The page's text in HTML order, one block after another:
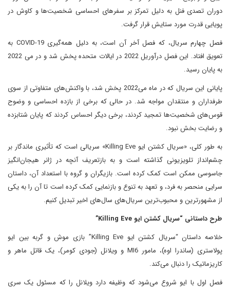
دوران تصدی فنل به دلیل تمرکز بر سفر‌های احساسی شخصیت‌ها و کاوش در
پویایی قدرت مورد ستایش قرار گرفت.
فصل چهارم سریال، که فصل آخر آن است، به دلیل همه‌گیری COVID-19 به
تعویق افتاد. این فصل در‌آوریل 2022 در ایالات متحده پخش شد و در می‌ 2022
به پایان رسید.
پایانی این سریال که در ماه می‌2022 پخش شد، با واکنش‌های متفاوتی از سوی
طرفداران و منتقدان مواجه شد. در حالی که برخی از بازده احساسی و وضوح
قوس‌های شخصیت‌ها تمجید کردند، برخی دیگر احساس کردند که پایان شتابزده
و رضایت بخش نبود.
به طور کلی، «سریال کشتن ایو Killing Eve» سریالی است که تأثیری ماندگار بر
چشم‌انداز تلویزیونی گذاشته است و به بازتعریف آنچه در ژانر هیجان‌انگیز
جاسوسی ممکن است کمک کرده است. بازیگران و گروه با استعداد آن، داستان
سرایی منحصر به فرد، و تعهد به تنوع و بازنمایی کمک کرده است تا آن را به یکی
از مشهورترین و محبوب‌ترین سریال‌های سال‌های اخیر تبدیل کنیم.
طرح داستانی “سریال کشتن ایو Killing Eve”
خلاصه داستان “سریال کشتن ایو Killing Eve” بازی موش و گربه بین ایو
پولاستری (ساندرا اوه)، مامور MI6 و ویلانل (جودی کومر)، یک قاتل ماهر و
کاریزماتیک را دنبال می‌کند.
فصل اول با ایو شروع می‌شود که وظیفه دارد ویلانل را که مسئول یک سری